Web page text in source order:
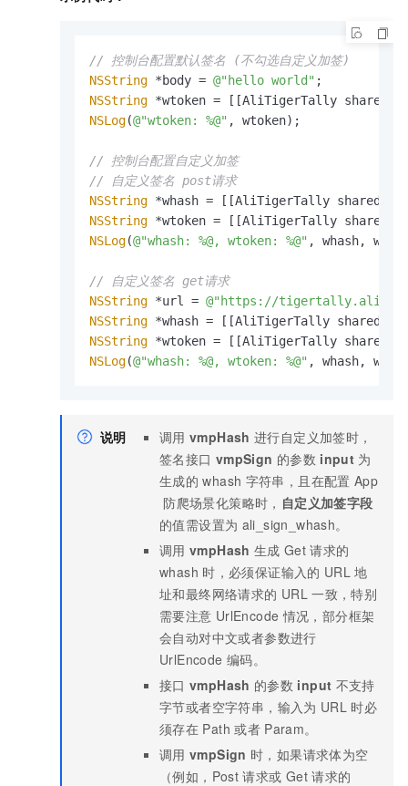
// 控制台配置默认签名 (不勾选自定义加签)
NSString *body = @"hello world"
NSString *wtoken = [[AliTigerTally
NSLog(@"wtoken: %@" , wtoken);
// 控制台配置自定义加签
// 自定义签名 post请求
NSString *whash = [[AliTigerTally
NSString *wtoken = [[AliTigerTally
NSLog(@"whash: %@, wtoken: %@" , whash,
// 自定义签名 get请求
NSString *url = @"https://
NSString *whash = [[AliTigerTally
NSString *wtoken = [[AliTigerTally
NSLog(@"whash: %@, wtoken: %@" , whash,
说明 调用 vmpHash 进行自定义加签时，
签名接口 vmpSign 的参数 input 为
生成的 whash 字符串，且在配置 App
防爬场景化策略时， 自定义加签字段
的值需设置为 ali_sign_whash。
调用 vmpHash 生成 Get 请求的
whash 时，必须保证输入的 URL 地
址和最终网络请求的 URL 一致，特别
需要注意 UrlEncode 情况，部分框架
会自动对中文或者参数进行
UrlEncode 编码。
接口 vmpHash 的参数 input 不支持
字节或者空字符串，输入为 URL 时必
须存在 Path 或者 Param。
调用 vmpSign 时，如果请求体为空
（例如，Post 请求或 Get 请求的